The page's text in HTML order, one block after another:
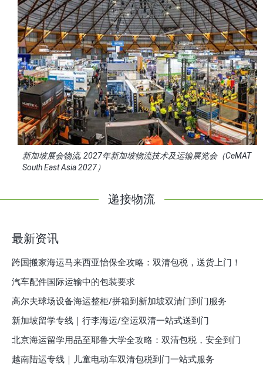
新加坡展会物流, 2027年新加坡物流技术及运输展览会（CeMAT
South East Asia 2027）
递接物流
最新资讯
跨国搬家海运马来西亚怡保全攻略：双清包税，送货上门！
汽车配件国际运输中的包装要求
高尔夫球场设备海运整柜/拼箱到新加坡双清门到门服务
新加坡留学专线｜行李海运/空运双清一站式送到门
北京海运留学用品至耶鲁大学全攻略：双清包税，安全到门
越南陆运专线｜儿童电动车双清包税到门一站式服务